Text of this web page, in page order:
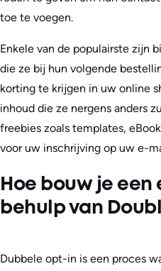
toe te voegen.
Enkele van de populairste zijn
die ze bij hun volgende
korting te krijgen in uw online
inhoud die ze nergens anders
freebies zoals templates,
voor uw inschrijving op uw e-
Hoe bouw je
behulp van
Dubbele opt-in is een proces